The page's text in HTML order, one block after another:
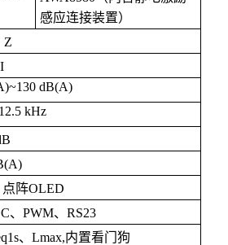
感应连接装置）
Z
dB(A)
kHz
点阵OLED
、PWM、RS23
、Lmax,内置看门狗